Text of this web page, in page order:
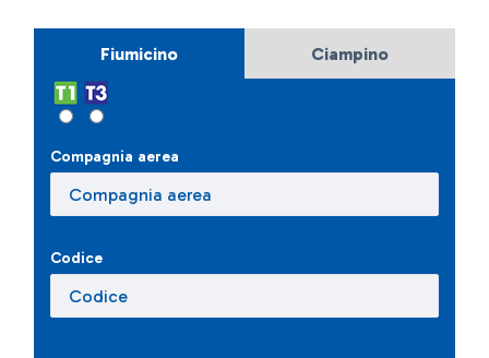
Fiumicino Ciampino
Compagnia aerea
Codice